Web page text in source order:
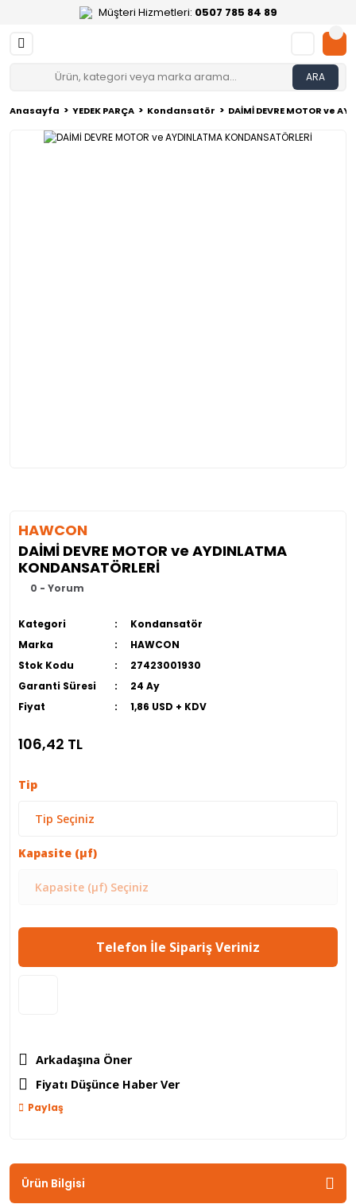
Müşteri Hizmetleri: 0507 785 84 89
ARA
Anasayfa YEDEK PARÇA Kondansatör DAİMİ DEVRE MOTOR ve
HAWCON
DAİMİ DEVRE MOTOR ve AYDINLATMA
KONDANSATÖRLERİ
0 - Yorum
Kategori
Kondansatör
Marka
HAWCON
Stok Kodu
27423001930
Garanti Süresi
24 Ay
Fiyat
1,86 USD + KDV
106,42 TL
Tip
Kapasite (µf)
Telefon İle Sipariş Veriniz
Arkadaşına Öner
Fiyatı Düşünce Haber Ver
Paylaş
Ürün Bilgisi